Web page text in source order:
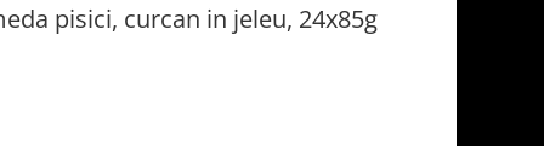
pisici, curcan in jeleu, 24x85g